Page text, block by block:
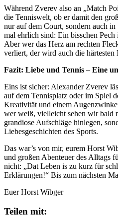
Während Zverev also an „Match
die Tenniswelt, ob er damit den
nur auf dem Court, sondern auch
mal ehrlich sind: Ein bisschen
Aber wer das Herz am rechten
verliert, der wird auch die härtesten
Fazit: Liebe und Tennis – Eine
Eins ist sicher: Alexander Zverev
auf dem Tennisplatz oder im Spiel
Kreativität und einem
wer weiß, vielleicht sehen wir bald
grandiose Aufschläge hinlegen,
Liebesgeschichten des Sports.
Das war’s von mir, eurem Horst
und großen Abenteuer des Alltags
nicht: „Dat Leben is zu kurz für
Erklärungen!“ Bis zum nächsten
Euer Horst Wibger
Teilen mit: